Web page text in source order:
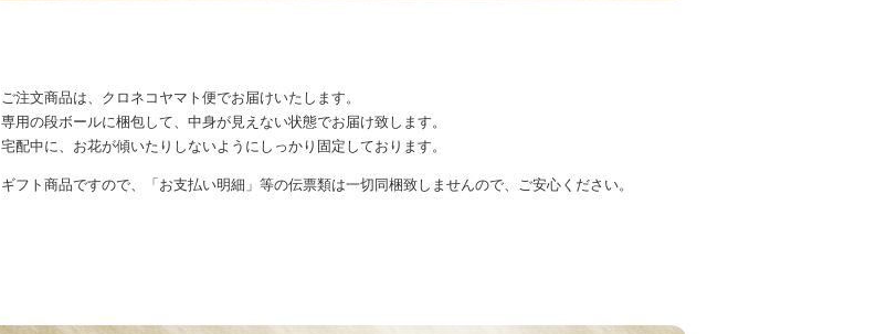
ご注文商品は、クロネコヤマト便でお届けいたします。
専用の段ボールに梱包して、中身が見えない状態でお届け致します。
宅配中に、お花が傾いたりしないようにしっかり固定しております。
ギフト商品ですので、「お支払い明細」等の伝票類は一切同梱致しませんので、ご安心ください。